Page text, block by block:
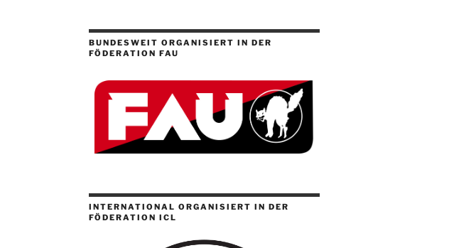
BUNDESWEIT ORGANISIERT IN DER
FÖDERATION FAU
INTERNATIONAL ORGANISIERT IN DER
FÖDERATION ICL